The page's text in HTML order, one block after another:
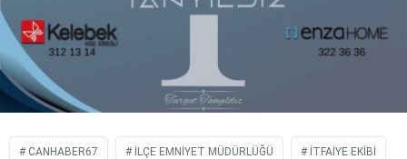
CANHABER67 ILÇE EMNIYET MÜDÜRLÜĞÜ ITFAIYE EKIBI